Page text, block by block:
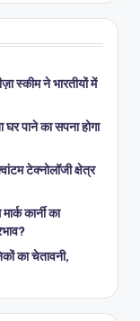
स्कीम ने भारतीयों में
पाने का सपना होगा
टेक्नोलॉजी क्षेत्र
कार्नी का
का चेतावनी,